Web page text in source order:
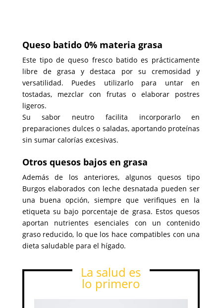
36,00 €
15,00 €
Queso batido 0% materia grasa
Este tipo de queso fresco batido es prácticamente
libre de grasa y destaca por su cremosidad y
versatilidad. Puedes utilizarlo para untar en
tostadas, mezclar con frutas o elaborar postres
ligeros.
Su sabor neutro facilita incorporarlo en
preparaciones dulces o saladas, aportando proteínas
sin sumar calorías excesivas.
Otros quesos bajos en grasa
Además de los anteriores, algunos quesos tipo
Burgos elaborados con leche desnatada pueden ser
una buena opción, siempre que verifiques en la
etiqueta su bajo porcentaje de grasa. Estos quesos
aportan nutrientes esenciales con un contenido
graso reducido, lo que los hace compatibles con una
dieta saludable para el hígado.
La salud es
lo primero